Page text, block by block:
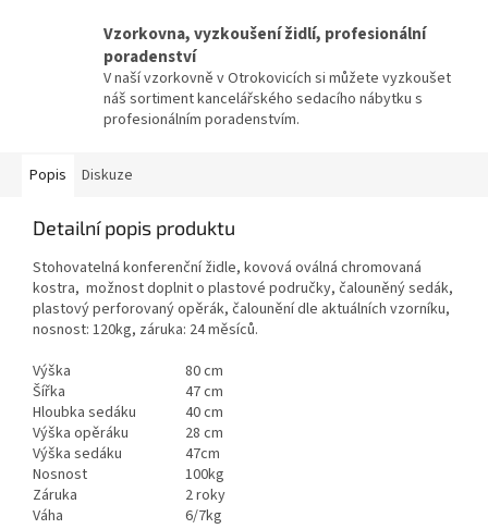
Vzorkovna, vyzkoušení židlí, profesionální
poradenství
V naší vzorkovně v Otrokovicích si můžete vyzkoušet
náš sortiment kancelářského sedacího nábytku s
profesionálním poradenstvím.
Popis Diskuze
Detailní popis produktu
Stohovatelná konferenční židle, kovová oválná chromovaná
kostra, možnost doplnit o plastové područky, čalouněný sedák,
plastový perforovaný opěrák, čalounění dle aktuálních vzorníku,
nosnost: 120kg, záruka: 24 měsíců.
Výška
80 cm
Šířka
47 cm
Hloubka sedáku
40 cm
Výška opěráku
28 cm
Výška sedáku
47cm
Nosnost
100kg
Záruka
2 roky
Váha
6/7kg